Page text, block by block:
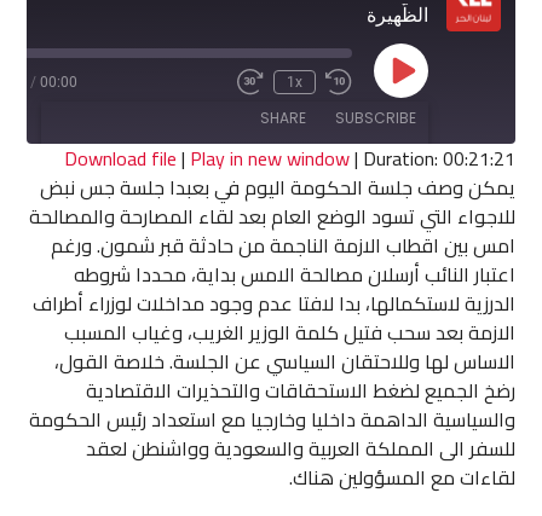
الظّهيرة
Play
Episode
Rewind
10
Seconds
1x
Fast
seconds
00:00
/
SUBSCRIBE
SHARE
RSS FEED
SHARE
LINK
EMBED
Download file| Play in new window| Duration: 00:21:21
يمكن وصف جلسة الحكومة اليوم في بعبدا جلسة جس نبض
للاجواء التي تسود الوضع العام بعد لقاء المصارحة والمصالحة
امس بين اقطاب الازمة الناجمة من حادثة قبر شمون. ورغم
اعتبار النائب أرسلان مصالحة الامس بداية، محددا شروطه
الدرزية لاستكمالها، بدا لافتا عدم وجود مداخلات لوزراء أطراف
الازمة بعد سحب فتيل كلمة الوزير الغريب، وغياب المسبب
الاساس لها وللاحتقان السياسي عن الجلسة. خلاصة القول،
رضخ الجميع لضغط الاستحقاقات والتحذيرات الاقتصادية
والسياسية الداهمة داخليا وخارجيا مع استعداد رئيس الحكومة
للسفر الى المملكة العربية والسعودية وواشنطن لعقد
لقاءات مع المسؤولين هناك.